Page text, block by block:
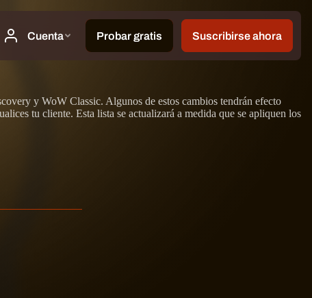
y WoW Classic. Algunos de estos cambios tendrán efecto
tu cliente. Esta lista se actualizará a medida que se apliquen los